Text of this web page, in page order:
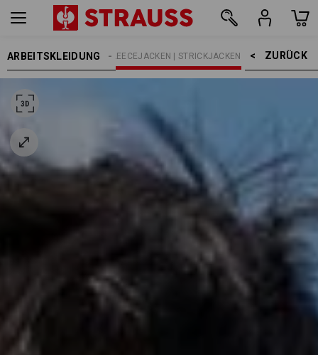
ARBEITSKLEIDUNG ZURÜCK    >
FLEECEJACKEN | STRICKJACKEN
JACKEN
KINDER